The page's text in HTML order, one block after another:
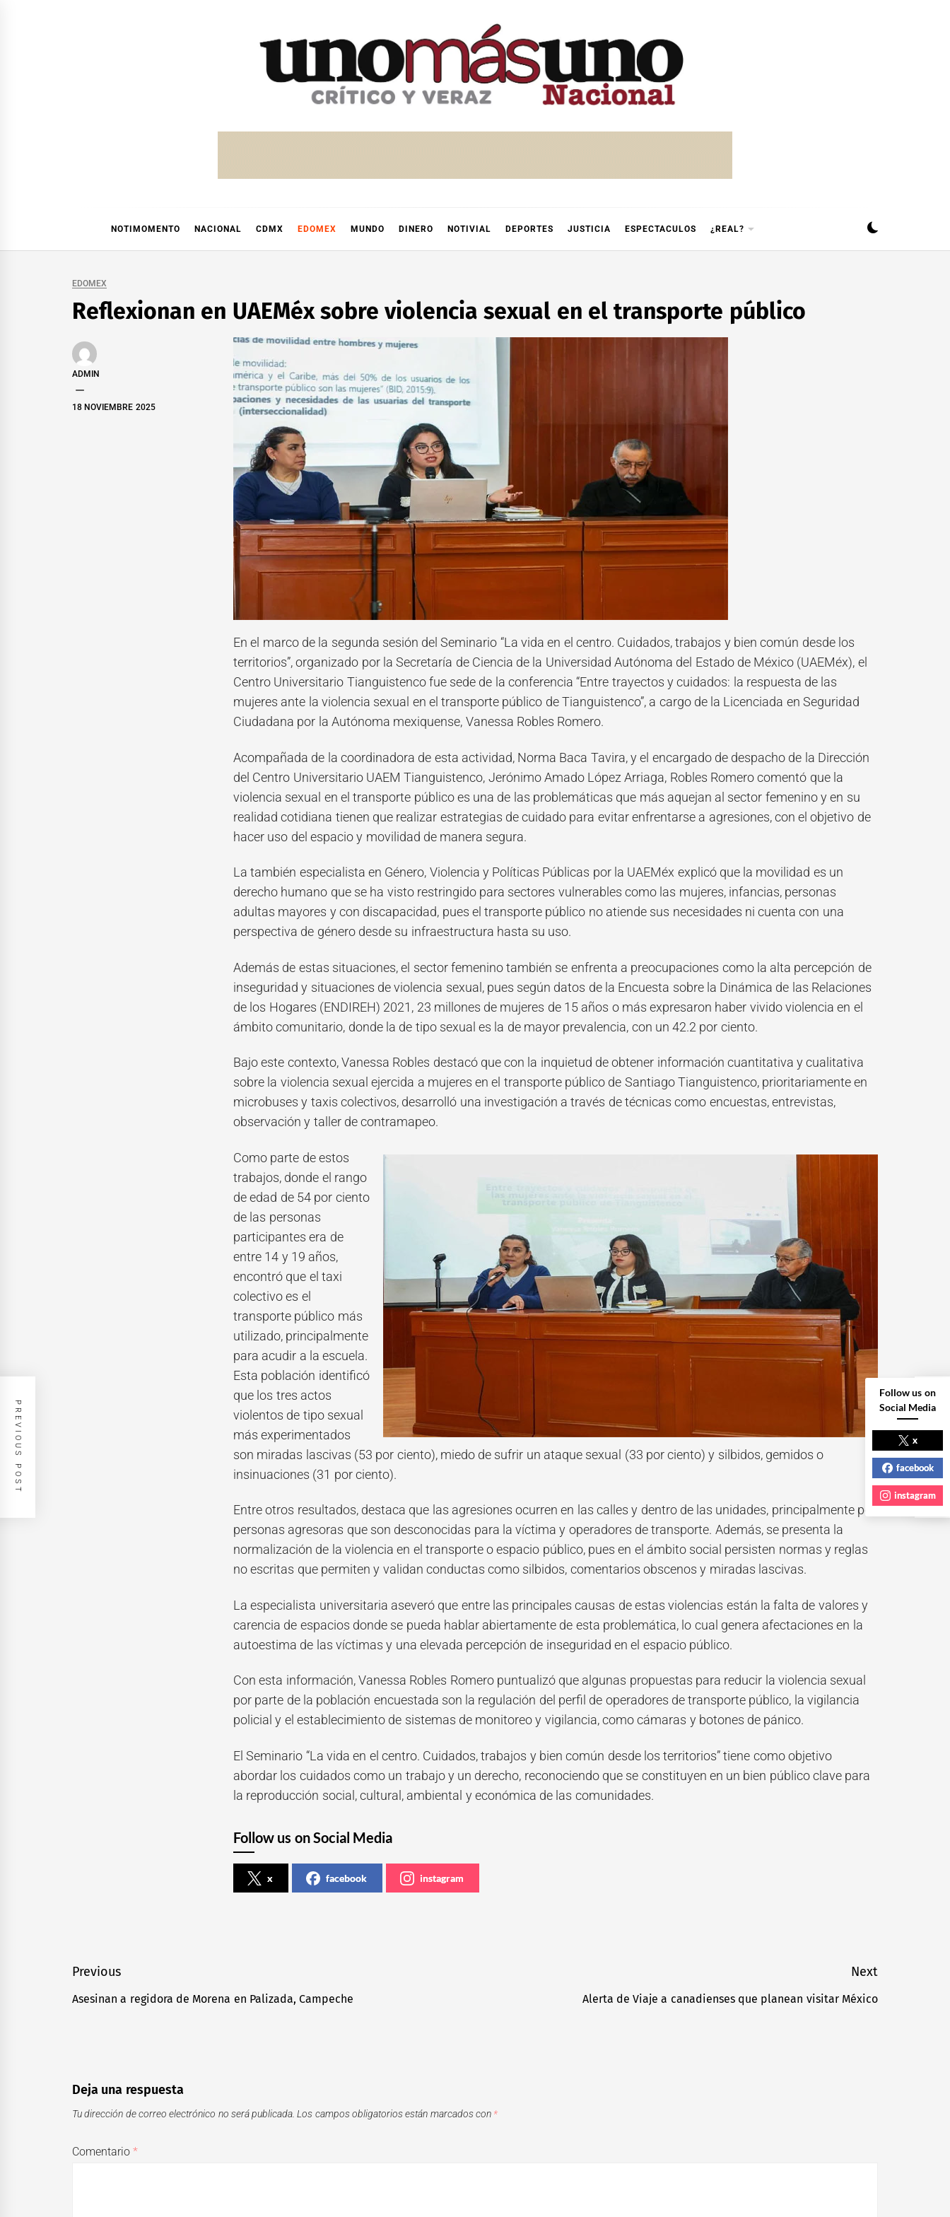
NOTIMOMENTO NACIONAL CDMX EDOMEX MUNDO DINERO NOTIVIAL DEPORTES JUSTICIA ESPECTACULOS ¿REAL?
EDOMEX
Reflexionan en UAEMéx sobre violencia sexual en el transporte público
ADMIN
18 NOVIEMBRE 2025
En el marco de la segunda sesión del Seminario “La vida en el centro. Cuidados, trabajos y bien común desde los
territorios”, organizado por la Secretaría de Ciencia de la Universidad Autónoma del Estado de México (UAEMéx), el
Centro Universitario Tianguistenco fue sede de la conferencia “Entre trayectos y cuidados: la respuesta de las
mujeres ante la violencia sexual en el transporte público de Tianguistenco”, a cargo de la Licenciada en Seguridad
Ciudadana por la Autónoma mexiquense, Vanessa Robles Romero.
Acompañada de la coordinadora de esta actividad, Norma Baca Tavira, y el encargado de despacho de la Dirección
del Centro Universitario UAEM Tianguistenco, Jerónimo Amado López Arriaga, Robles Romero comentó que la
violencia sexual en el transporte público es una de las problemáticas que más aquejan al sector femenino y en su
realidad cotidiana tienen que realizar estrategias de cuidado para evitar enfrentarse a agresiones, con el objetivo de
hacer uso del espacio y movilidad de manera segura.
La también especialista en Género, Violencia y Políticas Públicas por la UAEMéx explicó que la movilidad es un
derecho humano que se ha visto restringido para sectores vulnerables como las mujeres, infancias, personas
adultas mayores y con discapacidad, pues el transporte público no atiende sus necesidades ni cuenta con una
perspectiva de género desde su infraestructura hasta su uso.
Además de estas situaciones, el sector femenino también se enfrenta a preocupaciones como la alta percepción de
inseguridad y situaciones de violencia sexual, pues según datos de la Encuesta sobre la Dinámica de las Relaciones
de los Hogares (ENDIREH) 2021, 23 millones de mujeres de 15 años o más expresaron haber vivido violencia en el
ámbito comunitario, donde la de tipo sexual es la de mayor prevalencia, con un 42.2 por ciento.
Bajo este contexto, Vanessa Robles destacó que con la inquietud de obtener información cuantitativa y cualitativa
sobre la violencia sexual ejercida a mujeres en el transporte público de Santiago Tianguistenco, prioritariamente en
microbuses y taxis colectivos, desarrolló una investigación a través de técnicas como encuestas, entrevistas,
observación y taller de contramapeo.
Como parte de estos
trabajos, donde el rango
de edad de 54 por ciento
de las personas
participantes era de
entre 14 y 19 años,
encontró que el taxi
colectivo es el
transporte público más
utilizado, principalmente
para acudir a la escuela.
Esta población identificó
que los tres actos
violentos de tipo sexual
más experimentados
son miradas lascivas (53 por ciento), miedo de sufrir un ataque sexual (33 por ciento) y silbidos, gemidos o
insinuaciones (31 por ciento).
Entre otros resultados, destaca que las agresiones ocurren en las calles y dentro de las unidades, principalmente por
personas agresoras que son desconocidas para la víctima y operadores de transporte. Además, se presenta la
normalización de la violencia en el transporte o espacio público, pues en el ámbito social persisten normas y reglas
no escritas que permiten y validan conductas como silbidos, comentarios obscenos y miradas lascivas.
La especialista universitaria aseveró que entre las principales causas de estas violencias están la falta de valores y
carencia de espacios donde se pueda hablar abiertamente de esta problemática, lo cual genera afectaciones en la
autoestima de las víctimas y una elevada percepción de inseguridad en el espacio público.
Con esta información, Vanessa Robles Romero puntualizó que algunas propuestas para reducir la violencia sexual
por parte de la población encuestada son la regulación del perfil de operadores de transporte público, la vigilancia
policial y el establecimiento de sistemas de monitoreo y vigilancia, como cámaras y botones de pánico.
El Seminario “La vida en el centro. Cuidados, trabajos y bien común desde los territorios” tiene como objetivo
abordar los cuidados como un trabajo y un derecho, reconociendo que se constituyen en un bien público clave para
la reproducción social, cultural, ambiental y económica de las comunidades.
Follow us on Social Media
x facebook instagram
Navegación
de
Previous
Previous
Asesinan a regidora de Morena en Palizada, Campeche
Next
Next
Alerta de Viaje a canadienses que planean visitar México
PREVIOUS POST NEXT POST
Deja una respuesta
Tu dirección de correo electrónico no será publicada. Los campos obligatorios están marcados con *
Comentario*
Follow us on
Social Media
x
facebook
instagram